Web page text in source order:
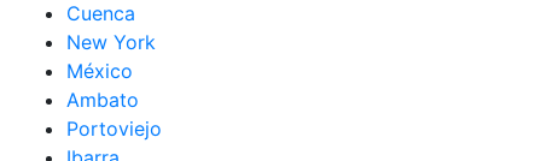
Cuenca
New York
México
Ambato
Portoviejo